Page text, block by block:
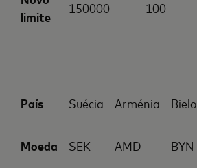
limite
150000 100
País Suécia Arménia
Moeda SEK AMD BYN